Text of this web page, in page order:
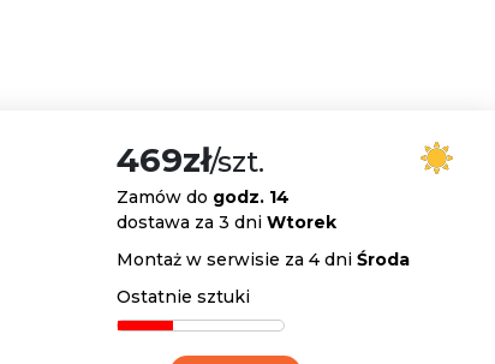
469zł/szt.
Zamów do godz. 14
dostawa za 3 dni Wtorek
Montaż w serwisie za 4 dni Środa
Ostatnie sztuki